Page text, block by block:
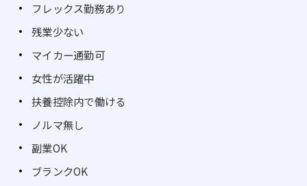
フレックス勤務あり
残業少ない
マイカー通勤可
女性が活躍中
扶養控除内で働ける
ノルマ無し
副業OK
ブランクOK